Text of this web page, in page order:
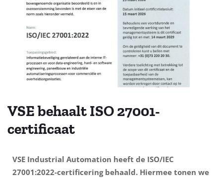
VSE behaalt ISO 27001-
certificaat
VSE Industrial Automation heeft de ISO/IEC
27001:2022-certificering behaald. Hiermee tonen we